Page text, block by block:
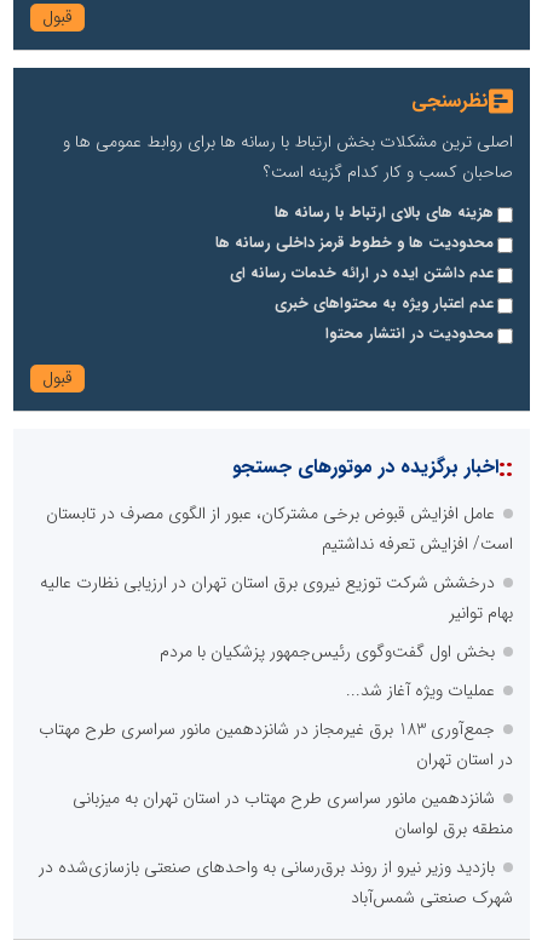
نظرسنجی
اصلی ترین مشکلات بخش ارتباط با رسانه ها برای روابط عمومی ها و
صاحبان کسب و کار کدام گزینه است؟
هزینه های بالای ارتباط با رسانه ها
محدودیت ها و خطوط قرمز داخلی رسانه ها
عدم داشتن ایده در ارائه خدمات رسانه ای
عدم اعتبار ویژه به محتواهای خبری
محدودیت در انتشار محتوا
::اخبار برگزیده در موتورهای جستجو
عامل افزایش قبوض برخی مشترکان، عبور از الگوی مصرف در تابستان
است/ افزایش تعرفه نداشتیم
درخشش شرکت توزیع نیروی برق استان تهران در ارزیابی نظارت عالیه
بهام توانیر
بخش اول گفت‌وگوی رئیس‌جمهور پزشکیان با مردم
عملیات ویژه آغاز شد...
جمع‌آوری 183 برق غیرمجاز در شانزدهمین مانور سراسری طرح مهتاب
در استان تهران
شانزدهمین مانور سراسری طرح مهتاب در استان تهران به میزبانی
منطقه برق لواسان
بازدید وزیر نیرو از روند برق‌رسانی به واحدهای صنعتی بازسازی‌شده در
شهرک صنعتی شمس‌آباد